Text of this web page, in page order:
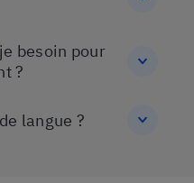
besoin pour
?
langue ?